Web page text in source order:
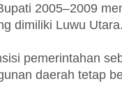
2005–2009
dimiliki Luwu Utara.
pemerintahan
daerah tetap